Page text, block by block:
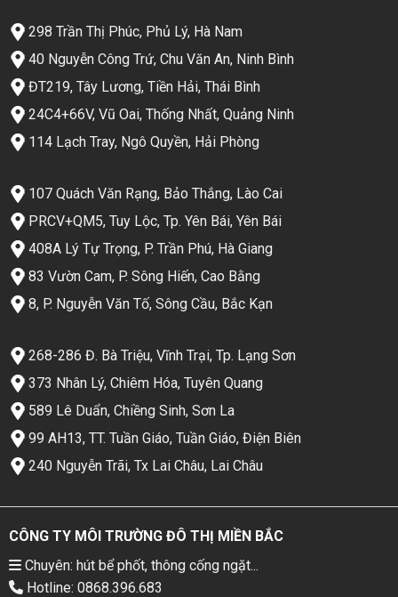
298 Trần Thị Phúc, Phủ Lý, Hà Nam
40 Nguyễn Công Trứ, Chu Văn An, Ninh Bình
ĐT219, Tây Lương, Tiền Hải, Thái Bình
24C4+66V, Vũ Oai, Thống Nhất, Quảng Ninh
114 Lạch Tray, Ngô Quyền, Hải Phòng
107 Quách Văn Rạng, Bảo Thắng, Lào Cai
PRCV+QM5, Tuy Lộc, Tp. Yên Bái, Yên Bái
408A Lý Tự Trọng, P. Trần Phú, Hà Giang
83 Vườn Cam, P. Sông Hiến, Cao Bằng
8, P. Nguyễn Văn Tố, Sông Cầu, Bắc Kạn
268-286 Đ. Bà Triệu, Vĩnh Trại, Tp. Lạng Sơn
373 Nhân Lý, Chiêm Hóa, Tuyên Quang
589 Lê Duẩn, Chiềng Sinh, Sơn La
99 AH13, TT. Tuần Giáo, Tuần Giáo, Điện Biên
240 Nguyễn Trãi, Tx Lai Châu, Lai Châu
CÔNG TY MÔI TRƯỜNG ĐÔ THỊ MIỀN BẮC
Chuyên: hút bể phốt, thông cống ngặt...
Hotline: 0868.396.683